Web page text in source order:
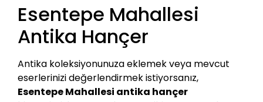
Esentepe Mahallesi
Antika Hançer
Antika koleksiyonunuza eklemek veya mevcut
eserlerinizi değerlendirmek istiyorsanız,
Esentepe Mahallesi antika hançer